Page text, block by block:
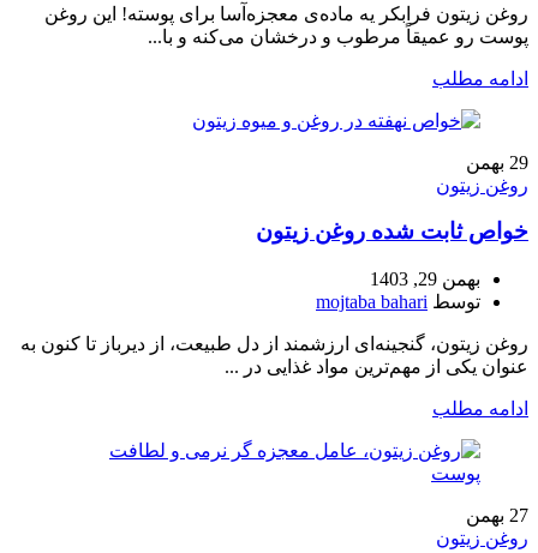
روغن زیتون فرابکر یه ماده‌ی معجزه‌آسا برای پوسته! این روغن
پوست رو عمیقاً مرطوب و درخشان می‌کنه و با...
ادامه مطلب
29 بهمن
روغن زیتون
خواص ثابت شده روغن زیتون
بهمن 29, 1403
توسط mojtaba bahari
روغن زیتون، گنجینه‌ای ارزشمند از دل طبیعت، از دیرباز تا کنون به
عنوان یکی از مهم‌ترین مواد غذایی در ...
ادامه مطلب
27 بهمن
روغن زیتون